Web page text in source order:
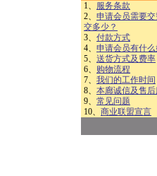
1、 服务条款
2、 申请会员需要交
交多少？
3、 付款方式
4、 申请会员有什么
5、 送货方式及费率
6、 购物流程
7、 我们的工作时间
8、 本廊诚信及售后
9、 常见问题
10、 商业联盟宣言